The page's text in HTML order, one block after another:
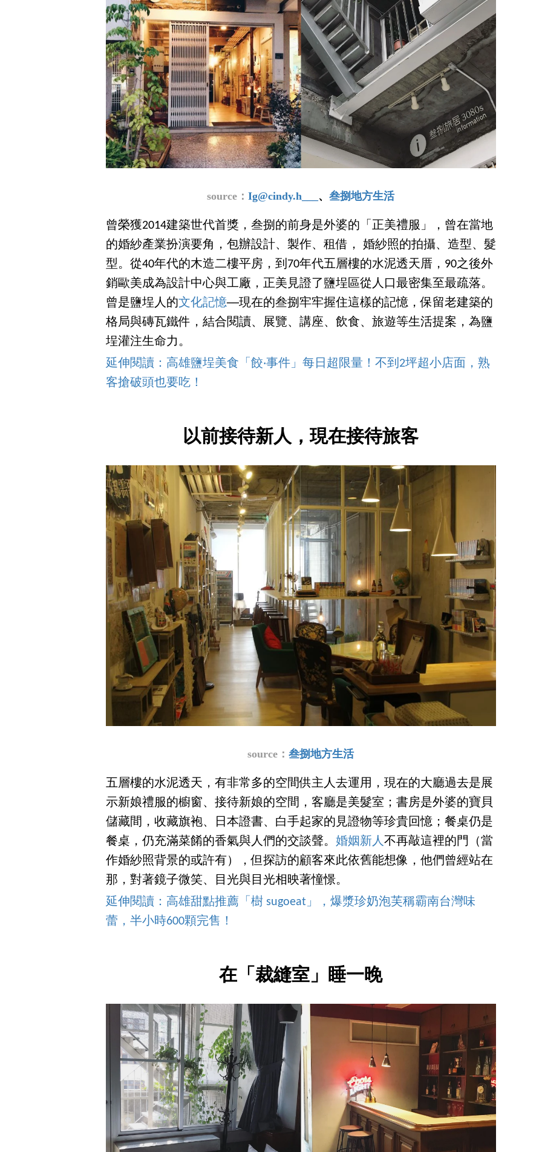
source：Ig@cindy.h___ 、叁捌地方生活
曾榮獲2014建築世代首獎，叁捌的前身是外婆的「正美禮服」，曾在當地
的婚紗產業扮演要角，包辦設計、製作、租借， 婚紗照的拍攝、造型、髮
型。從40年代的木造二樓平房，到70年代五層樓的水泥透天厝，90之後外
銷歐美成為設計中心與工廠，正美見證了鹽埕區從人口最密集至最疏落。
曾是鹽埕人的文化記憶──現在的叁捌牢牢握住這樣的記憶，保留老建築的
格局與磚瓦鐵件，結合閱讀、展覽、講座、飲食、旅遊等生活提案，為鹽
埕灌注生命力。
延伸閱讀：高雄鹽埕美食「餃‧事件」每日超限量！不到2坪超小店面，熟
客搶破頭也要吃！
以前接待新人，現在接待旅客
source：叁捌地方生活
五層樓的水泥透天，有非常多的空間供主人去運用，現在的大廳過去是展
示新娘禮服的櫥窗、接待新娘的空間，客廳是美髮室；書房是外婆的寶貝
儲藏間，收藏旗袍、日本證書、白手起家的見證物等珍貴回憶；餐桌仍是
餐桌，仍充滿菜餚的香氣與人們的交談聲。 婚姻新人不再敲這裡的門（當
作婚紗照背景的或許有），但探訪的顧客來此依舊能想像，他們曾經站在
那，對著鏡子微笑、目光與目光相映著憧憬。
延伸閱讀：高雄甜點推薦「樹 sugoeat」，爆漿珍奶泡芙稱霸南台灣味
蕾，半小時600顆完售！
在「裁縫室」睡一晚